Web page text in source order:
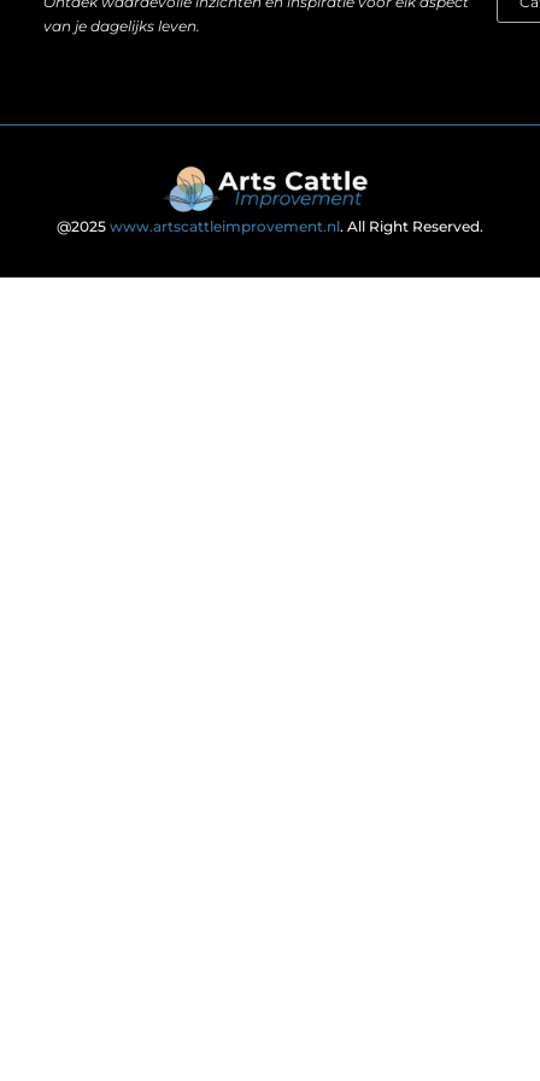
van je dagelijks leven.
@2025 www.artscattleimprovement.nl. All Right Reserved.